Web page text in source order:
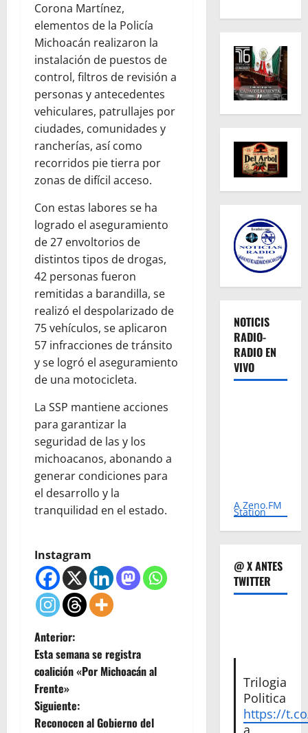
Corona Martínez,
elementos de la Policía
Michoacán realizaron la
instalación de puestos de
control, filtros de revisión a
personas y antecedentes
vehiculares, patrullajes por
ciudades, comunidades y
rancherías, así como
recorridos pie tierra por
zonas de difícil acceso.
Con estas labores se ha
logrado el aseguramiento
de 27 envoltorios de
distintos tipos de drogas,
42 personas fueron
remitidas a barandilla, se
realizó el despolarizado de
75 vehículos, se aplicaron
57 infracciones de tránsito
y se logró el aseguramiento
de una motocicleta.
La SSP mantiene acciones
para garantizar la
seguridad de las y los
michoacanos, abonando a
generar condiciones para
el desarrollo y la
tranquilidad en el estado.
Instagram
N
a
v
Anterior:
Esta semana se registra
coalición «Por Michoacán al
Frente»
Siguiente:
Reconocen al Gobierno del
NOTICIS
RADIO-
RADIO EN
VIVO
A Zeno.FM
Station
@ X ANTES
TWITTER
Trilogia
Politica
https://